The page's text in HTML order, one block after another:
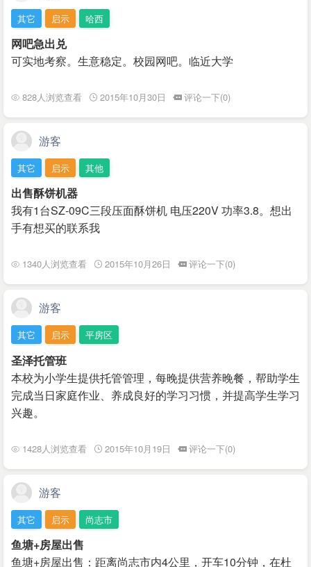
其它 启示 哈西
网吧急出兑
可实地考察。生意稳定。校园网吧。临近大学
828人浏览查看 2015年10月30日 评论一下(0)
游客
其它 启示 其他
出售酥饼机器
我有1台SZ-09C三段压面酥饼机 电压220V 功率3.8。想出
手有想买的联系我
1340人浏览查看 2015年10月26日 评论一下(0)
游客
其它 启示 平房区
圣泽托管班
本校为小学生提供托管管理，每晚提供营养晚餐，帮助学生
完成当日家庭作业、养成良好的学习习惯，并提高学生学习
兴趣。
1428人浏览查看 2015年10月19日 评论一下(0)
游客
其它 启示 尚志市
鱼塘+房屋出售
鱼塘+房屋出售：距离尚志市内4公里，开车10分钟，在杜